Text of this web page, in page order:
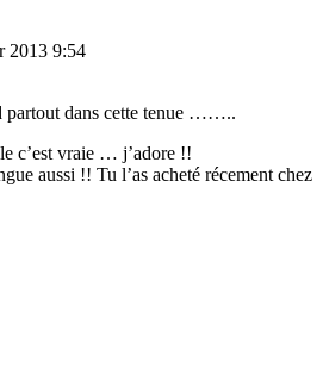
2013 9:54
partout dans cette tenue ……..
c’est vraie … j’adore !!
aussi !! Tu l’as acheté récement chez